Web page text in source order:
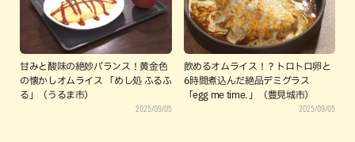
甘みと酸味の絶妙バランス！黄金色
の懐かしオムライス 「めし処 ふるふ
る」（うるま市）
2025/09/05
飲めるオムライス！？トロトロ卵と
6時間煮込んだ絶品デミグラス
「egg me time. 」（豊見城市）
2025/09/05